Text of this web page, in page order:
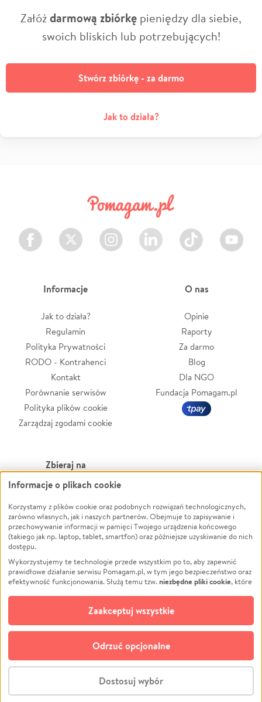
Załóżdarmową zbiórkę pieniędzy dla siebie,
swoich bliskich lub potrzebujących!
Stwórz zbiórkę - za darmo
Jak to działa?
Stwórz zbiórkę - za darmo
Facebook Twitter Instagram LinkedIn TikTok Youtube
Informacje
Jak to działa?
Regulamin
Polityka Prywatności
RODO - Kontrahenci
Kontakt
Porównanie serwisów
Polityka plików cookie
Zarządzaj zgodami cookie
O nas
Opinie
Raporty
Za darmo
Blog
Dla NGO
Fundacja Pomagam.pl
Zbieraj na
Leczenie
Zwierzęta
Pożar
Ukraina
Pomoc Finansowa
Projekty
Pogrzeb
Społeczność lokalna
Kultura
Powódź
Wichura
NGO
Edukacja
Podróż
Impreza
Ochrona środowiska
Biznes
© CROWDING SP. Z O.O.
Informacje o plikach cookie
Korzystamy z plików cookie oraz podobnych rozwiązań technologicznych,
zarówno własnych, jak i naszych partnerów. Obejmuje to zapisywanie i
przechowywanie informacji w pamięci Twojego urządzenia końcowego
(takiego jak np. laptop, tablet, smartfon) oraz późniejsze uzyskiwanie do nich
dostępu.
Wykorzystujemy te technologie przede wszystkim po to, aby zapewnić
prawidłowe działanie serwisu Pomagam.pl, w tym jego bezpieczeństwo oraz
efektywność funkcjonowania. Służą temu tzw.niezbędne pliki cookie, które
opcjonalnych plików cookie
technologii do celów analitycznych i retargetingowych. Możesz wyrazić
zgodę na ich stosowanie lub jej odmówić. W dowolnym momencie masz
możliwość zmiany swoich preferencji na stronie „Zarządzaj zgodami cookie”,
do której link znajdziesz w stopce serwisu Pomagam.pl. Opcjonalne pliki
cookie wykorzystywane są w następujących celach:
działanie serwisu Pomagam.pl. Dzięki nim możemy zrozumieć, jak
użytkownicy korzystają z naszego serwisu – skąd trafiają do serwisu, jak
Dostosuj wybór
Odrzuć opcjonalne
Zaakceptuj wszystkie